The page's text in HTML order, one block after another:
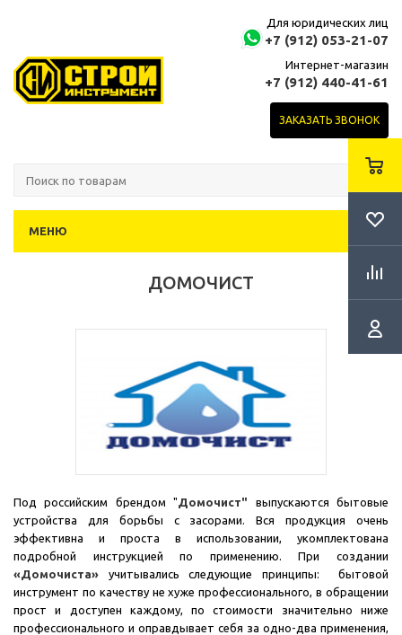
Для юридических лиц
+7 (912) 053-21-07
Интернет-магазин
+7 (912) 440-41-61
ЗАКАЗАТЬ ЗВОНОК
МЕНЮ
ДОМОЧИСТ
Под российским брендом "Домочист" выпускаются бытовые
устройства для борьбы с засорами. Вся продукция очень
эффективна и проста в использовании, укомплектована
подробной инструкцией по применению.При создании
«Домочиста» учитывались следующие принципы: бытовой
инструмент по качеству не хуже профессионального, в обращении
прост и доступен каждому, по стоимости значительно ниже
профессионального и оправдывает себя за одно-два применения,